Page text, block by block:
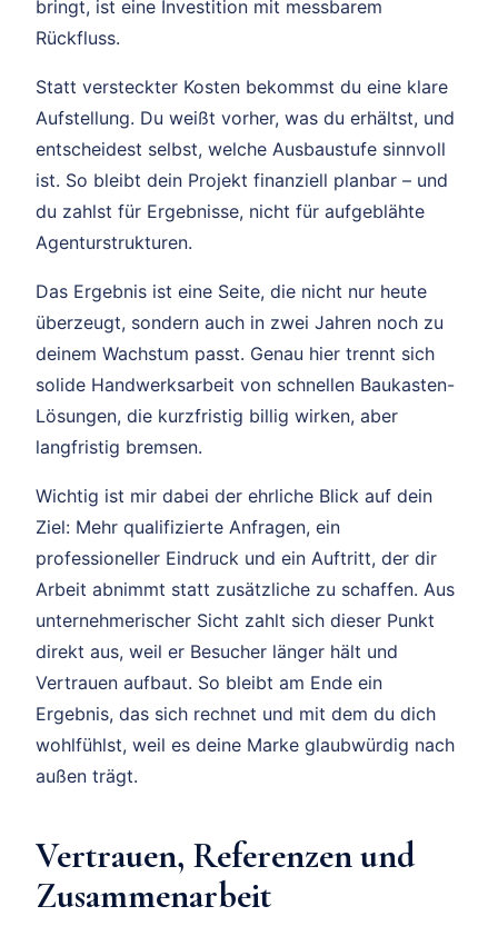
bringt, ist eine Investition mit messbarem
Rückfluss.
Statt versteckter Kosten bekommst du eine klare
Aufstellung. Du weißt vorher, was du erhältst, und
entscheidest selbst, welche Ausbaustufe sinnvoll
ist. So bleibt dein Projekt finanziell planbar – und
du zahlst für Ergebnisse, nicht für aufgeblähte
Agenturstrukturen.
Das Ergebnis ist eine Seite, die nicht nur heute
überzeugt, sondern auch in zwei Jahren noch zu
deinem Wachstum passt. Genau hier trennt sich
solide Handwerksarbeit von schnellen Baukasten-
Lösungen, die kurzfristig billig wirken, aber
langfristig bremsen.
Wichtig ist mir dabei der ehrliche Blick auf dein
Ziel: Mehr qualifizierte Anfragen, ein
professioneller Eindruck und ein Auftritt, der dir
Arbeit abnimmt statt zusätzliche zu schaffen. Aus
unternehmerischer Sicht zahlt sich dieser Punkt
direkt aus, weil er Besucher länger hält und
Vertrauen aufbaut. So bleibt am Ende ein
Ergebnis, das sich rechnet und mit dem du dich
wohlfühlst, weil es deine Marke glaubwürdig nach
außen trägt.
Vertrauen, Referenzen und
Zusammenarbeit